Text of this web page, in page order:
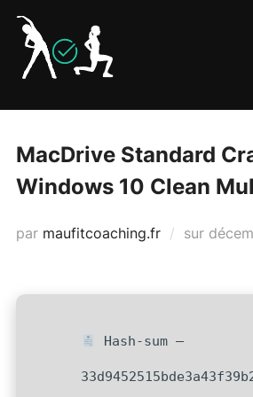
Aller
contenu
MacDrive Standard
Windows 10 Clean
par maufitcoaching.fr sur Publié
Hash-sum —